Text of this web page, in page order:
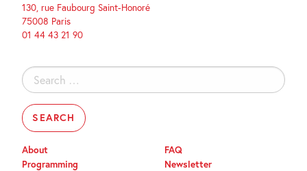
130, rue Faubourg Saint-Honoré
75008 Paris
01 44 43 21 90
Search
for:
About
Programming
FAQ
Newsletter